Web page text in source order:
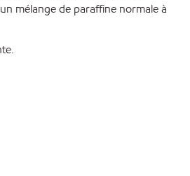
mélange de paraffine normale à